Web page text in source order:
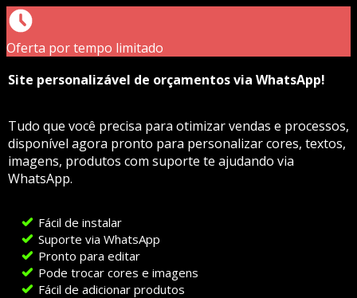
Oferta por tempo limitado
Site personalizável de orçamentos via WhatsApp!
Tudo que você precisa para otimizar vendas e processos,
disponível agora pronto para personalizar cores, textos,
imagens, produtos com suporte te ajudando via
WhatsApp.
Fácil de instalar
Suporte via WhatsApp
Pronto para editar
Pode trocar cores e imagens
Fácil de adicionar produtos